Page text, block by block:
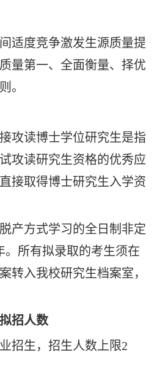
适度竞争激发生源质量提
量第一、全面衡量、择优
。
攻读博士学位研究生是指
攻读研究生资格的优秀应
接取得博士研究生入学资
产方式学习的全日制非定
。所有拟录取的考生须在
转入我校研究生档案室，
招人数
招生，招生人数上限2